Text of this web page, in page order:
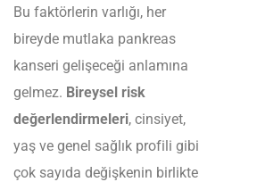
Bu faktörlerin varlığı, her
bireyde mutlaka pankreas
kanseri gelişeceği anlamına
gelmez. Bireysel risk
değerlendirmeleri, cinsiyet,
yaş ve genel sağlık profili gibi
çok sayıda değişkenin birlikte